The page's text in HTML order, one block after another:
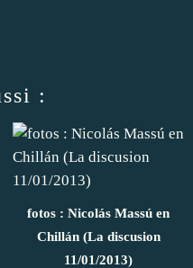
:
fotos : Nicolás Massú en
Chillán (La discusion
11/01/2013)